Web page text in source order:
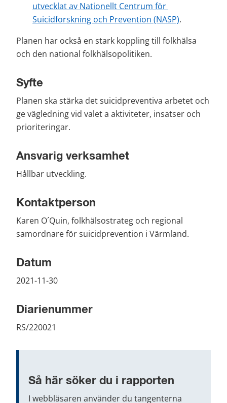
utvecklat av Nationellt Centrum för
Suicidforskning och Prevention (NASP).
Planen har också en stark koppling till folkhälsa
och den national folkhälsopolitiken.
Syfte
Planen ska stärka det suicidpreventiva arbetet och
ge vägledning vid valet a aktiviteter, insatser och
prioriteringar.
Ansvarig verksamhet
Hållbar utveckling.
Kontaktperson
Karen O´Quin, folkhälsostrateg och regional
samordnare för suicidprevention i Värmland.
Datum
2021-11-30
Diarienummer
RS/220021
Så här söker du i rapporten
I webbläsaren använder du tangenterna